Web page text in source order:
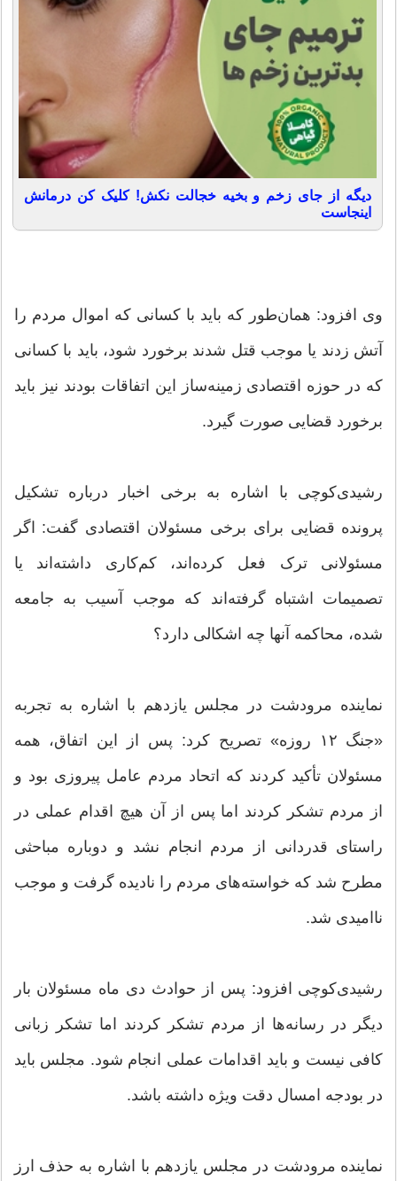
دیگه از جای زخم و بخیه خجالت نکش! کلیک کن درمانش
اینجاست
وی افزود: همان‌طور که باید با کسانی که اموال مردم را
آتش زدند یا موجب قتل شدند برخورد شود، باید با کسانی
که در حوزه اقتصادی زمینه‌ساز این اتفاقات بودند نیز باید
برخورد قضایی صورت گیرد.
رشیدی‌کوچی با اشاره به برخی اخبار درباره تشکیل
پرونده قضایی برای برخی مسئولان اقتصادی گفت: اگر
مسئولانی ترک فعل کرده‌اند، کم‌کاری داشته‌اند یا
تصمیمات اشتباه گرفته‌اند که موجب آسیب به جامعه
شده، محاکمه آنها چه اشکالی دارد؟
نماینده مرودشت در مجلس یازدهم با اشاره به تجربه
«جنگ ۱۲ روزه» تصریح کرد: پس از این اتفاق، همه
مسئولان تأکید کردند که اتحاد مردم عامل پیروزی بود و
از مردم تشکر کردند اما پس از آن هیچ اقدام عملی در
راستای قدردانی از مردم انجام نشد و دوباره مباحثی
مطرح شد که خواسته‌های مردم را نادیده گرفت و موجب
ناامیدی شد.
رشیدی‌کوچی افزود: پس از حوادث دی ماه مسئولان بار
دیگر در رسانه‌ها از مردم تشکر کردند اما تشکر زبانی
کافی نیست و باید اقدامات عملی انجام شود. مجلس باید
در بودجه امسال دقت ویژه داشته باشد.
نماینده مرودشت در مجلس یازدهم با اشاره به حذف ارز